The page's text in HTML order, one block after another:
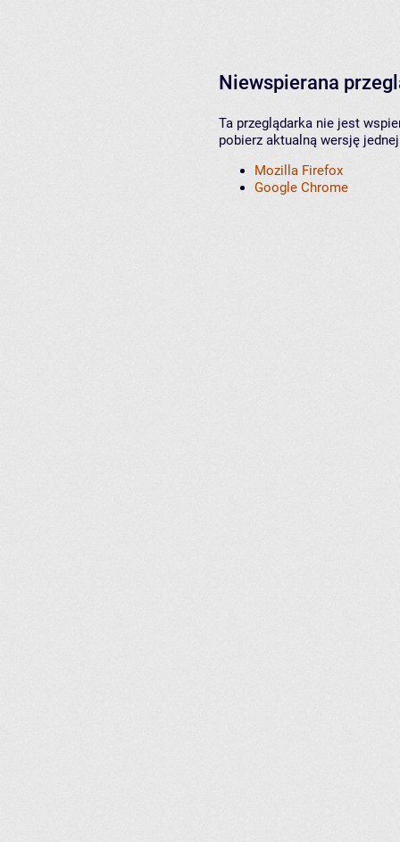
Niewspierana
Ta przeglądarka nie jest
pobierz aktualną wersję
Mozilla Firefox
Google Chrome